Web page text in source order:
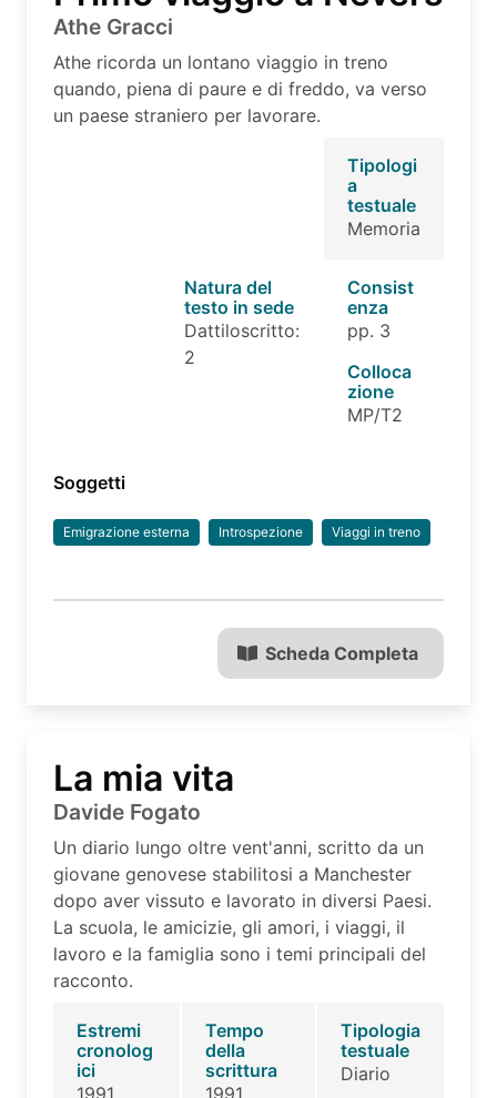
Athe Gracci
Athe ricorda un lontano viaggio in treno
quando, piena di paure e di freddo, va verso
un paese straniero per lavorare.
Tipologi
a
testuale
Memoria
Natura del
testo in sede
Dattiloscritto:
2
Consist
enza
pp. 3
Colloca
zione
MP/T2
Soggetti
Emigrazione esterna Introspezione Viaggi in treno
Scheda Completa
La mia vita
Davide Fogato
Un diario lungo oltre vent'anni, scritto da un
giovane genovese stabilitosi a Manchester
dopo aver vissuto e lavorato in diversi Paesi.
La scuola, le amicizie, gli amori, i viaggi, il
lavoro e la famiglia sono i temi principali del
racconto.
Estremi
cronolog
ici
Tempo
della
scrittura
Tipologia
testuale
Diario